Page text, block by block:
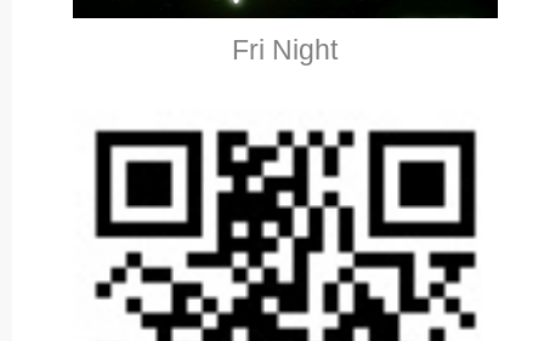
Fri Night